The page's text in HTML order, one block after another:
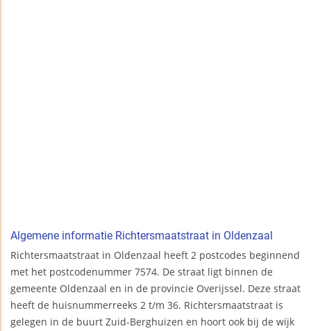
Algemene informatie Richtersmaatstraat in Oldenzaal
Richtersmaatstraat in Oldenzaal heeft 2 postcodes beginnend
met het postcodenummer 7574. De straat ligt binnen de
gemeente Oldenzaal en in de provincie Overijssel. Deze straat
heeft de huisnummerreeks 2 t/m 36. Richtersmaatstraat is
gelegen in de buurt Zuid-Berghuizen en hoort ook bij de wijk